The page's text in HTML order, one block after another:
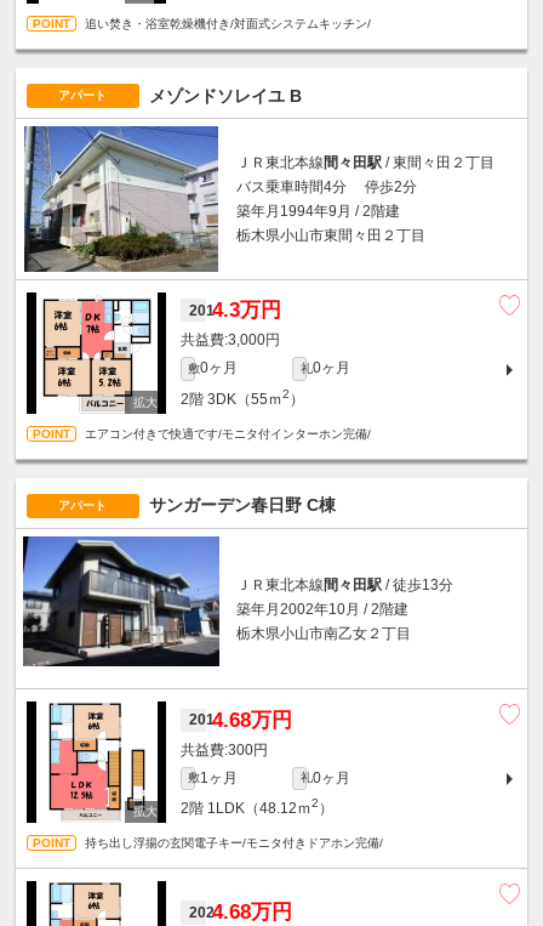
追い焚き・浴室乾燥機付き/対面式システムキッチン/
アパート メゾンドソレイユ B
ＪＲ東北本線 間々田駅 / 東間々田２丁目
バス乗車時間4分 停歩2分
築年月1994年9月 / 2階建
栃木県小山市東間々田２丁目
2014.3万円
3,000円
敷0ヶ月 礼0ヶ月
2階 3DK（55ｍ2 ）
エアコン付きで快適です/モニタ付インターホン完備/
アパート サンガーデン春日野 C棟
ＪＲ東北本線間々田駅 / 徒歩13分
築年月2002年10月 / 2階建
栃木県小山市南乙女２丁目
2014.68万円
300円
敷1ヶ月 礼0ヶ月
2階 1LDK（48.12ｍ2 ）
持ち出し浮揚の玄関電子キー/モニタ付きドアホン完備/
2024.68万円